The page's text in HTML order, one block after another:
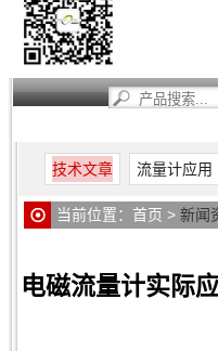
技术文章 流量计应用
当前位置： 首页 > 新闻
电磁流量计实际